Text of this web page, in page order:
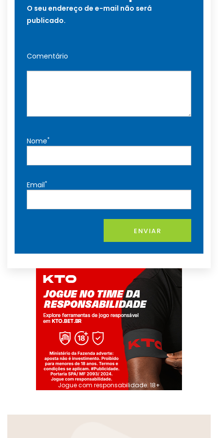
O seu endereço de e-mail não será
publicado.
Comentário
Nome*
Email*
ENVIAR
Jogue com responsabilidade. 18+